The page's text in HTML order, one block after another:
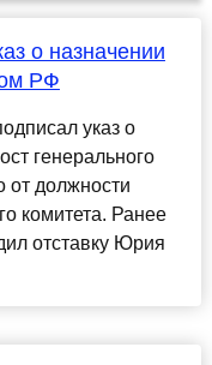
о назначении
РФ
указ о
генерального
от должности
комитета. Ранее
отставку Юрия